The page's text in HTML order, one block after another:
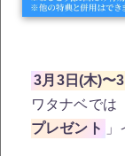
3月3日(木)〜
ワタナベでは「
プレゼント